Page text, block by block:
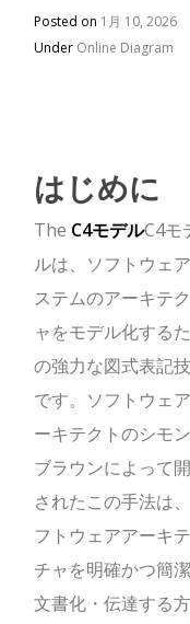
Posted on 1月 10, 2026
Under Online Diagram
はじめに
The C4モデルC4モ
ルは、ソフトウェ
ステムのアーキテ
ャをモデル化する
の強力な図式表記
です。ソフトウェ
ーキテクトのシモン
ブラウンによって
されたこの手法は
フトウェアアーキ
チャを明確かつ簡
文書化・伝達する